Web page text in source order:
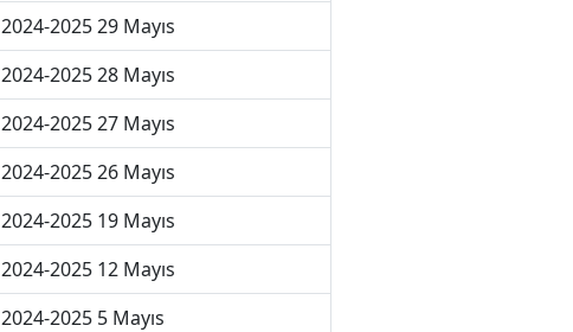
2024-2025 29 Mayıs
2024-2025 28 Mayıs
2024-2025 27 Mayıs
2024-2025 26 Mayıs
2024-2025 19 Mayıs
2024-2025 12 Mayıs
2024-2025 5 Mayıs